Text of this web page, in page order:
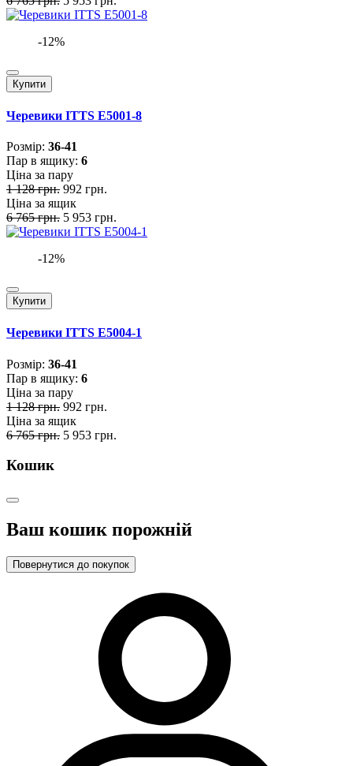
-12%
Купити
Черевики ITTS E5001-8
Розмiр: 36-41
Пар в ящику: 6
Ціна за пару
1 128 грн. 992 грн.
Ціна за ящик
6 765 грн. 5 953 грн.
-12%
Купити
Черевики ITTS E5004-1
Розмiр: 36-41
Пар в ящику: 6
Ціна за пару
1 128 грн. 992 грн.
Ціна за ящик
6 765 грн. 5 953 грн.
Кошик
Ваш кошик порожній
Повернутися до покупок